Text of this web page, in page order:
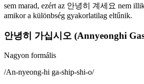
sem marad, ezért az 안녕히 계세요 nem
amikor a különbség gyakorlatilag eltűnik.
안녕히 가십시오 (Annyeonghi
Nagyon formális
/An-nyeong-hi ga-ship-shi-o/